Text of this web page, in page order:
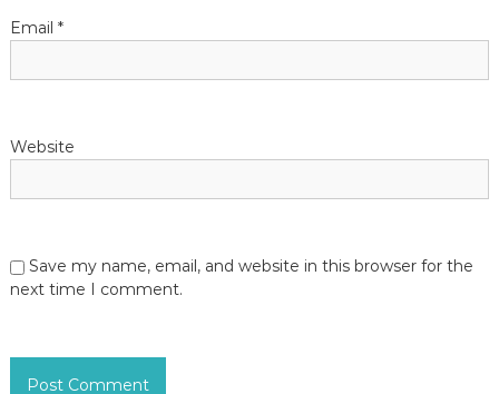
Email *
Website
Save my name, email, and website in this browser for the
next time I comment.